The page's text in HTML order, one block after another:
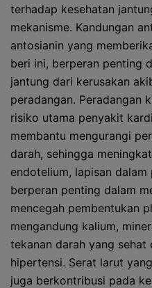
terhadap kesehatan
mekanisme. Kandungan
antosianin yang
beri ini, berperan penting
jantung dari kerusakan
peradangan. Peradangan
risiko utama penyakit
membantu mengurangi
darah, sehingga
endotelium, lapisan
berperan penting dalam
mencegah pembentukan
mengandung kalium,
tekanan darah yang sehat
hipertensi. Serat larut
juga berkontribusi pada